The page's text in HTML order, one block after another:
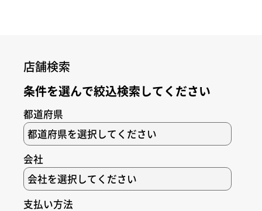
店舗検索
条件を選んで絞込検索してください
都道府県
会社
支払い方法